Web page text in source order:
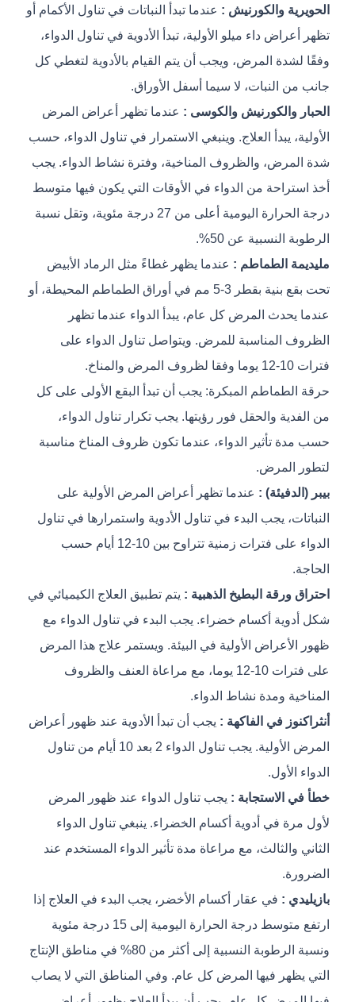
الحويرية والكورنيش : عندما تبدأ النباتات في تناول الأكمام أو
تظهر أعراض داء ميلو الأولية، تبدأ الأدوية في تناول الدواء،
وفقًا لشدة المرض، ويجب أن يتم القيام بالأدوية لتغطي كل
جانب من النبات، لا سيما أسفل الأوراق.
الحبار والكورنيش والكوسى : عندما تظهر أعراض المرض
الأولية، يبدأ العلاج. وينبغي الاستمرار في تناول الدواء، حسب
شدة المرض، والظروف المناخية، وفترة نشاط الدواء. يجب
أخذ استراحة من الدواء في الأوقات التي يكون فيها متوسط
درجة الحرارة اليومية أعلى من 27 درجة مئوية، وتقل نسبة
الرطوبة النسبية عن 50%.
مليديمة الطماطم : عندما يظهر غطاءً مثل الرماد الأبيض
تحت بقع بنية بقطر 3-5 مم في أوراق الطماطم المحيطة، أو
عندما يحدث المرض كل عام، يبدأ الدواء عندما تظهر
الظروف المناسبة للمرض. ويتواصل تناول الدواء على
فترات 10-12 يوما وفقا لظروف المرض والمناخ.
حرقة الطماطم المبكرة: يجب أن تبدأ البقع الأولى على كل
من الفدية والحقل فور رؤيتها. يجب تكرار تناول الدواء،
حسب مدة تأثير الدواء، عندما تكون ظروف المناخ مناسبة
لتطور المرض.
بيبر (الدفيئة) : عندما تظهر أعراض المرض الأولية على
النباتات، يجب البدء في تناول الأدوية واستمرارها في تناول
الدواء على فترات زمنية تتراوح بين 10-12 أيام حسب
الحاجة.
احتراق ورقة البطيخ الذهبية : يتم تطبيق العلاج الكيميائي في
شكل أدوية أكسام خضراء. يجب البدء في تناول الدواء مع
ظهور الأعراض الأولية في البيئة. ويستمر علاج هذا المرض
على فترات 10-12 يوما، مع مراعاة العنف والظروف
المناخية ومدة نشاط الدواء.
أنثراكنوز في الفاكهة : يجب أن تبدأ الأدوية عند ظهور أعراض
المرض الأولية. يجب تناول الدواء 2 بعد 10 أيام من تناول
الدواء الأول.
خطأ في الاستجابة : يجب تناول الدواء عند ظهور المرض
لأول مرة في أدوية أكسام الخضراء. ينبغي تناول الدواء
الثاني والثالث، مع مراعاة مدة تأثير الدواء المستخدم عند
الضرورة.
بازيليدي : في عقار أكسام الأخضر، يجب البدء في العلاج إذا
ارتفع متوسط درجة الحرارة اليومية إلى 15 درجة مئوية
ونسبة الرطوبة النسبية إلى أكثر من 80% في مناطق الإنتاج
التي يظهر فيها المرض كل عام. وفي المناطق التي لا يصاب